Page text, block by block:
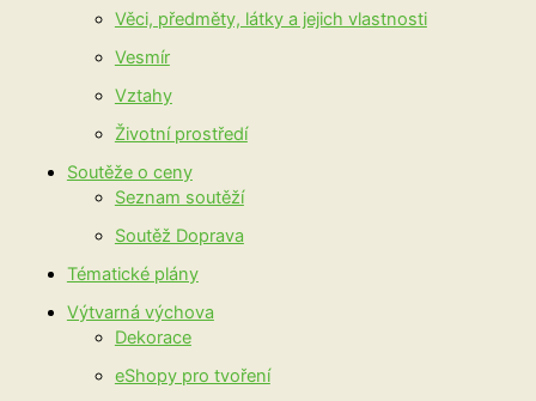
Věci, předměty, látky a jejich vlastnosti
Vesmír
Vztahy
Životní prostředí
Soutěže o ceny
Seznam soutěží
Soutěž Doprava
Tématické plány
Výtvarná výchova
Dekorace
eShopy pro tvoření